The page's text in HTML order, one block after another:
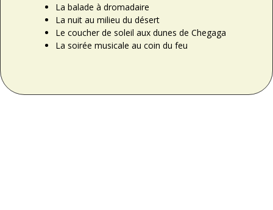
La balade à dromadaire
La nuit au milieu du désert
Le coucher de soleil aux dunes de Chegaga
La soirée musicale au coin du feu